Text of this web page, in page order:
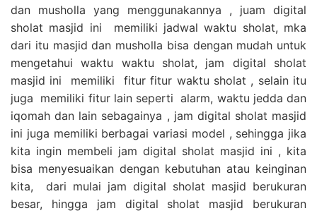
dan musholla yang menggunakannya , juam digital
sholat masjid ini memiliki jadwal waktu sholat, mka
dari itu masjid dan musholla bisa dengan mudah untuk
mengetahui waktu waktu sholat, jam digital sholat
masjid ini memiliki fitur fitur waktu sholat , selain itu
juga memiliki fitur lain seperti alarm, waktu jedda dan
iqomah dan lain sebagainya , jam digital sholat masjid
ini juga memiliki berbagai variasi model , sehingga jika
kita ingin membeli jam digital sholat masjid ini , kita
bisa menyesuaikan dengan kebutuhan atau keinginan
kita, dari mulai jam digital sholat masjid berukuran
besar, hingga jam digital sholat masjid berukuran